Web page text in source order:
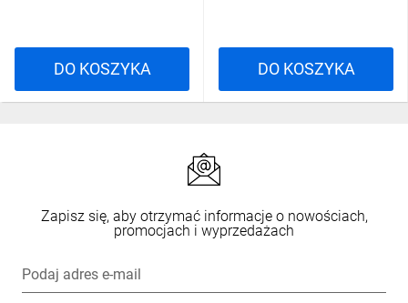
DO KOSZYKA DO KOSZYKA
Zapisz się, aby otrzymać informacje o nowościach,
promocjach i wyprzedażach
Podaj adres e-mail